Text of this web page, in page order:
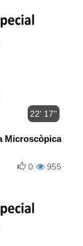
22' 17''
Microscòpica
955
0